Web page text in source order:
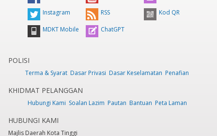
3pm
pm
6pm
8 pm
Instagram RSS Kod QR
MDKT Mobile ChatGPT
POLISI
Terma & Syarat Dasar Privasi Dasar Keselamatan Penafian
KHIDMAT PELANGGAN
Hubungi Kami Soalan Lazim Pautan Bantuan Peta Laman
HUBUNGI KAMI
Majlis Daerah Kota Tinggi